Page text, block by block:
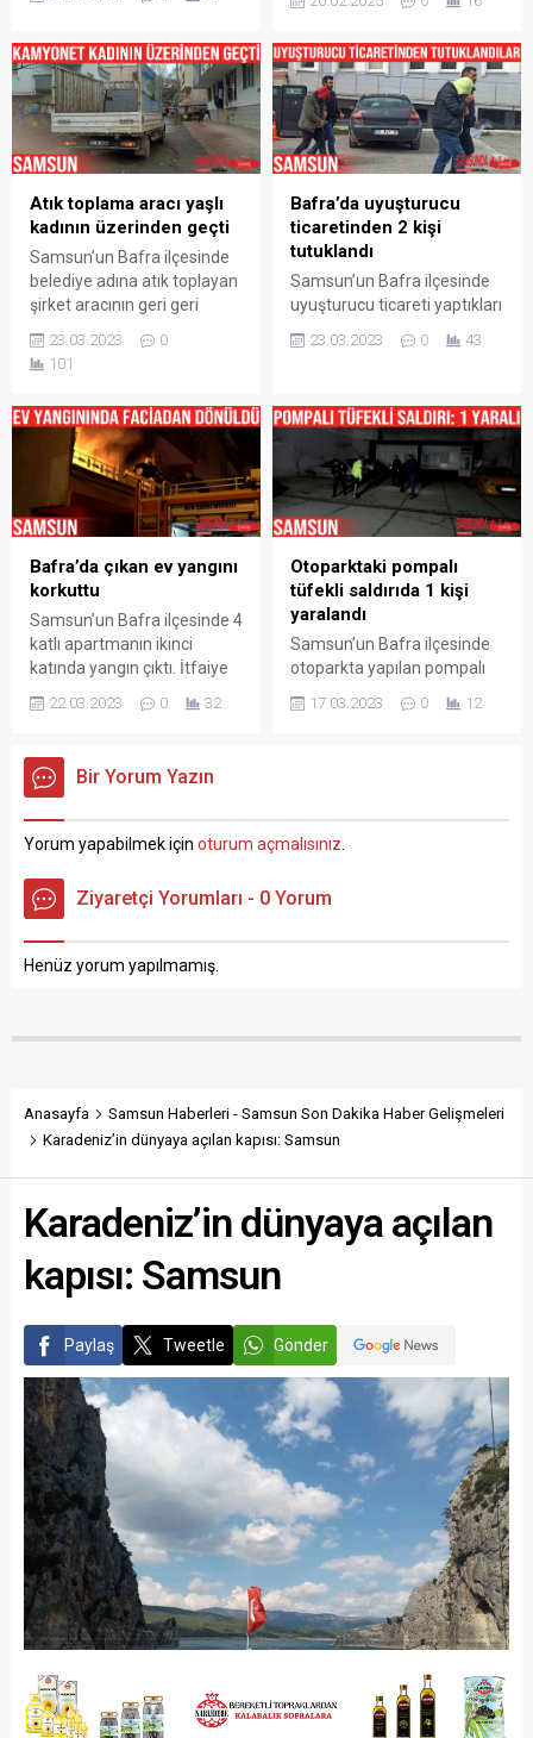
yerine sevk edilen İtfaiye
ettiler. Yangın, Bafra ilçesi
İsmet Paşa Mahallesi Fatih
İlkokulu geçidinde 2 katlı
binada meydana geldi.
Edinilen bilgiye göre, henüz
belirlenemeyen bir şekilde
binanın ikinci katında
bulunan Korkut Sağlam’a...
çok sayıda kaçak cep
geçirildi. Samsun‘un Bafra
ilçesinde Samsun Emniyet
Müdürlüğü Kaçakçılık ve
Organize Suçlarla Mücadele
(KOM) Şube Müdürlüğü
ekiplerince yürütülen
çalışmalarda,edinilen bilgiye
göre Bafra ilçesinde bir
adrese operasyon
düzenlendi. Yapılan
aramalarda, 100 adet
Atık toplama aracı yaşlı
kadının üzerinden geçti
Samsun’un Bafra ilçesinde
belediye adına atık toplayan
şirket aracının geri geri
yaralandı. Kaza, Samsun’un
Bafra ilçesindeki Mevlana
meydana geldi. Edinilen
bilgiye göre, çıkmaz sokakta
geri geri gelen Hüseyin G.
idaresindeki Bafra
Belediyesi adına ambalaj
atığı toplayan 55 B 0258
plakalı kamyonet, sokakta
yürüyen...
23.03.2023
0
101
Bafra’da uyuşturucu
ticaretinden 2 kişi
tutuklandı
Samsun’un Bafra ilçesinde
uyuşturucu ticareti yaptıkları
4 kişiden 2 ‘si çıkarıldıkları
serbest bırakıldı. Edinilen
bilgiye göre, İlçe Emniyet
Müdürlüğü Narkotik Suçlarla
Mücadele Grup Amirliği
ekiplerince uyuşturucu ile
mücadele kapsamında
yapılan çalışmalar
neticesinde Samsun’un
Bafra ilçesinde O.K, E.İ., H.A.
ve...
23.03.2023 0 43
Bafra’da çıkan ev yangını
korkuttu
Samsun’un Bafra ilçesinde 4
katlı apartmanın ikinci
katında yangın çıktı. İtfaiye
yangında maddi hasar
Samsun’un Bafra ilçesi
Çilhane Mahallesi İsa Kurt
Edinilen bilgiye göre, yalnız
yaşayan Selim Kurt’a ait
dairede henüz nedeni
bilinmeyen bir şekilde
112...
22.03.2023 0 32
Otoparktaki pompalı
tüfekli saldırıda 1 kişi
yaralandı
Samsun’un Bafra ilçesinde
otoparkta yapılan pompalı
yaralandı. Olay, Tabakhane
belirlenemeyen bir kişi
(46) isimli şahıs bacağına
17.03.2023 0 12
Bir Yorum Yazın
Yorum yapabilmek için oturum açmalısınız
Ziyaretçi Yorumları - 0 Yorum
Henüz yorum yapılmamış.
Anasayfa
Samsun Haberleri - Samsun Son Dakika Haber Gelişmeleri
Karadeniz’in dünyaya açılan kapısı: Samsun
Karadeniz’in dünyaya açılan
kapısı: Samsun
Paylaş Tweetle Gönder